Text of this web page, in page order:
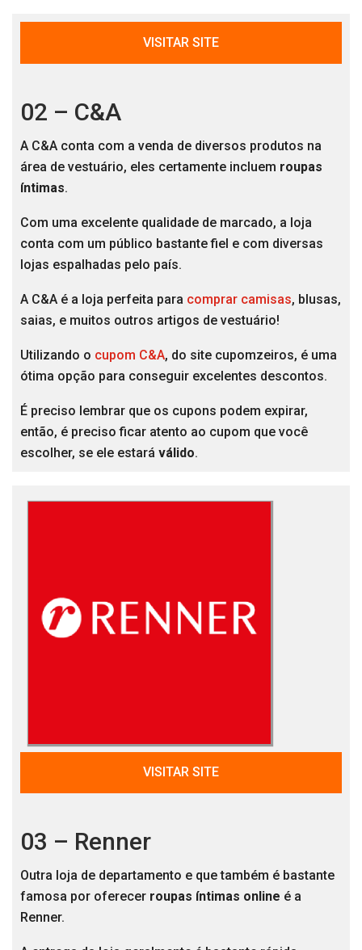
VISITAR SITE
02 – C&A
A C&A conta com a venda de diversos produtos na
área de vestuário, eles certamente incluem roupas
íntimas.
Com uma excelente qualidade de marcado, a loja
conta com um público bastante fiel e com diversas
lojas espalhadas pelo país.
A C&A é a loja perfeita para comprar camisas, blusas,
saias, e muitos outros artigos de vestuário!
Utilizando o cupom C&A, do site cupomzeiros, é uma
ótima opção para conseguir excelentes descontos.
É preciso lembrar que os cupons podem expirar,
então, é preciso ficar atento ao cupom que você
escolher, se ele estará válido.
VISITAR SITE
03 – Renner
Outra loja de departamento e que também é bastante
famosa por oferecer roupas íntimas online é a
Renner.